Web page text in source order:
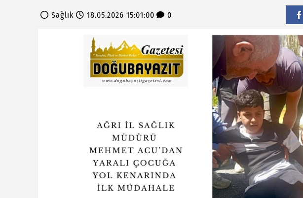
Sağlık 18.05.2026 15:01:00 0